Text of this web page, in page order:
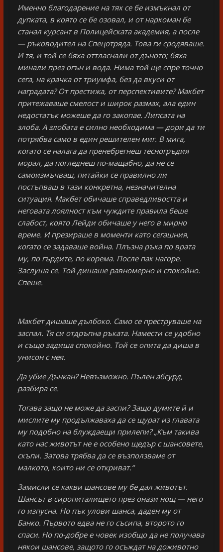
Именно благодарение на тях се бе измъкнал от
дупката, в която се бе озовал, и от наркоман бе
станал курсант в Полицейската академия, а после
— ръководител на Спецотряда. Това ги сродяваше.
И тя, и той се бяха оттласнали от дъното; бяха
минали през огън и вода. Нима той ще спре точно
сега, на крачка от триумфа, без да вкуси от
наградата? От престижа, от перспективите? Макбет
притежаваше смелост и широк размах, ала един
недостатък можеше да го закопае. Липсата на
злоба. А злобата е силно необходима — дори да ти
потрябва само в един решителен миг. В мига,
когато се налага да пренебрегнеш тесногръдия
морал, да погледнеш по-мащабно, да не се
самоизмъчваш, питайки се правилно ли
постъпваш в тази конкретна, незначителна
ситуация. Макбет обичаше справедливостта и
неговата лоялност към чуждите правила беше
слабост, която Лейди обичаше у него в мирно
време. И презираше в моменти като сегашния,
когато се задаваше война. Плъзна ръка по врата
му, по гърдите, по корема. После пак нагоре.
Заслуша се. Той дишаше равномерно и спокойно.
Спеше.
Макбет дишаше дълбоко. Само се преструваше на
заспал. Тя си отдръпна ръката. Намести се удобно
и също задиша спокойно. Той се опита да диша в
унисон с нея.
Да убие Дънкан? Невъзможно. Пълен абсурд,
разбира се.
Тогава защо не може да заспи? Защо думите й и
мислите му продължаваха да се щурат из главата
му подобно на блуждаещи прилепи? „Към такива
като нас животът не е особено щедър с шансовете,
скъпи. Затова трябва да се възползваме от
малкото, които ни се откриват.“
Замисли се какви шансове му бе дал животът.
Шансът в сиропиталището през онази нощ — него
го изпусна. Но пък улови шанса, даден му от
Банко. Първото едва не го съсипа, второто го
спаси. Но по-добре е човек изобщо да не получава
някои шансове, защото го осъждат на доживотно